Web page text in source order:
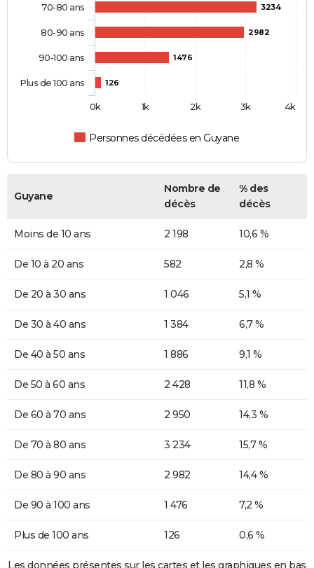
3234
2982
1476
126
Personnes décédées en Guyane
70-80 ans
80-90 ans
90-100 ans
Plus de 100 ans
0k 1k 2k 3k 4k
Guyane
Nombre de
décès
% des
décès
Moins de 10 ans 2 198 10,6 %
De 10 à 20 ans 582 2,8 %
De 20 à 30 ans 1 046 5,1 %
De 30 à 40 ans 1 384 6,7 %
De 40 à 50 ans 1 886 9,1 %
De 50 à 60 ans 2 428 11,8 %
De 60 à 70 ans 2 950 14,3 %
De 70 à 80 ans 3 234 15,7 %
De 80 à 90 ans 2 982 14,4 %
De 90 à 100 ans 1 476 7,2 %
Plus de 100 ans 126 0,6 %
Les données présentes sur les cartes et les graphiques en bas